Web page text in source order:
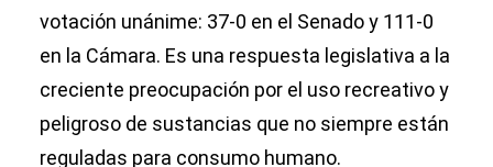
votación unánime: 37-0 en el Senado y 111-0
en la Cámara. Es una respuesta legislativa a la
creciente preocupación por el uso recreativo y
peligroso de sustancias que no siempre están
reguladas para consumo humano.